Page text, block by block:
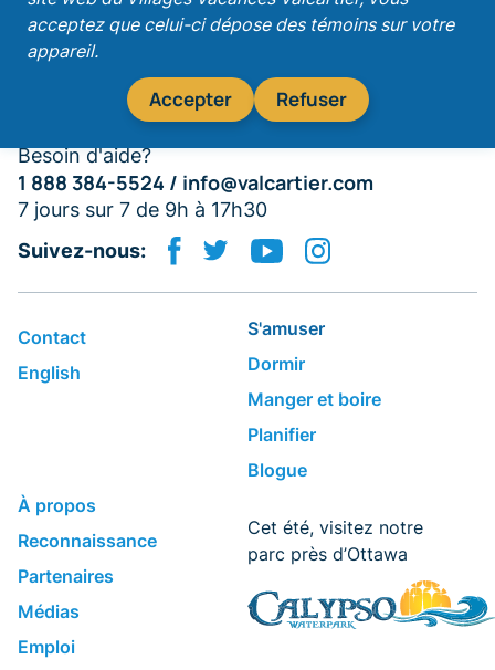
acceptez que celui-ci dépose des témoins sur votre
appareil.
Accepter Refuser
S'abonner
Besoin d'aide?
1 888 384-5524 / info@valcartier.com
7 jours sur 7 de 9h à 17h30
Suivez-nous:
Contact
English
S'amuser
Dormir
​Manger et boire
Planifier
Blogue
​À propos
Reconnaissance
Partenaires
Médias
Emploi
Cet été, visitez notre
parc près d’Ottawa